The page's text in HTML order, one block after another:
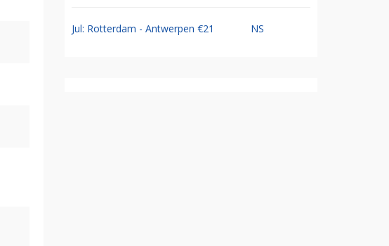
Jul: Rotterdam - Antwerpen €21 NS